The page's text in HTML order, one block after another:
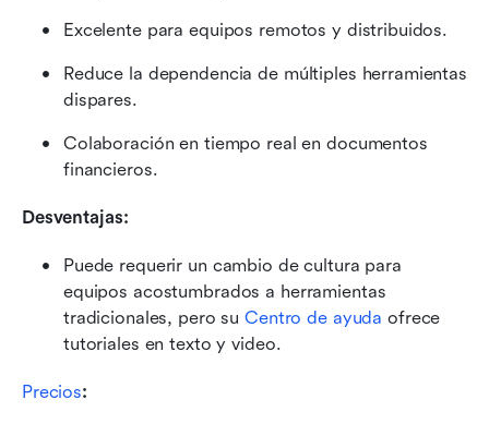
Excelente para equipos remotos y distribuidos.
Reduce la dependencia de múltiples herramientas
dispares.
Colaboración en tiempo real en documentos
financieros.
Desventajas:
Puede requerir un cambio de cultura para
equipos acostumbrados a herramientas
tradicionales, pero su Centro de ayuda ofrece
tutoriales en texto y video.
Precios: